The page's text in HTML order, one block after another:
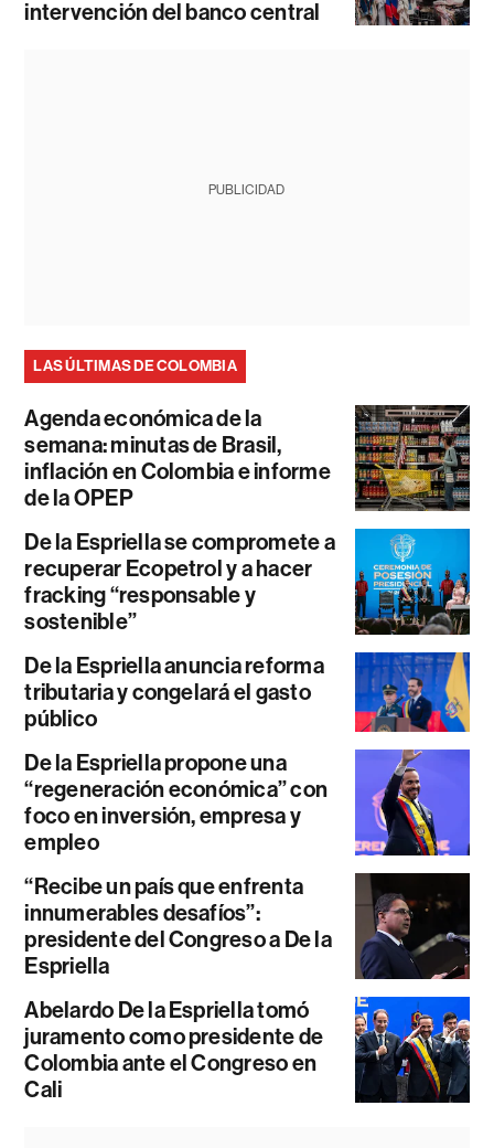
intervención del banco central
PUBLICIDAD
LAS ÚLTIMAS DE COLOMBIA
Agenda económica de la
semana: minutas de Brasil,
inflación en Colombia e informe
de la OPEP
De la Espriella se compromete a
recuperar Ecopetrol y a hacer
fracking “responsable y
sostenible”
De la Espriella anuncia reforma
tributaria y congelará el gasto
público
De la Espriella propone una
“regeneración económica” con
foco en inversión, empresa y
empleo
“Recibe un país que enfrenta
innumerables desafíos”:
presidente del Congreso a De la
Espriella
Abelardo De la Espriella tomó
juramento como presidente de
Colombia ante el Congreso en
Cali